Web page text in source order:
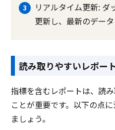
リアルタイム更新: ダ
更新し、最新のデータ
読み取りやすいレポー
指標を含むレポートは、読
ことが重要です。以下の点
ましょう。